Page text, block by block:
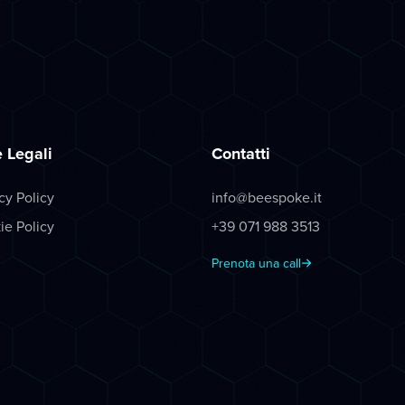
Legali
Policy
Policy
Contatti
info@beespoke.it
+39 071 988 3513
Prenota una call